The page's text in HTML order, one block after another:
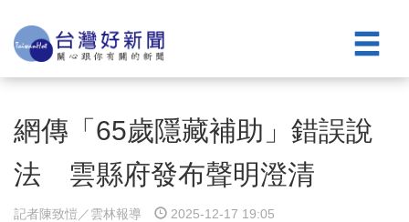
網傳「65歲隱藏補助」錯誤說
法 雲縣府發布聲明澄清
記者陳致愷／雲林報導 2025-12-17 19:05